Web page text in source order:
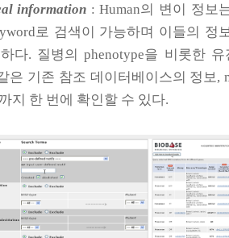
information : Human의 변이 정보
로 검색이 가능하며 이들의 정
다. 질병의 phenotype을 비롯한
은 기존 참조 데이터베이스의 정보,
지 한 번에 확인할 수 있다.